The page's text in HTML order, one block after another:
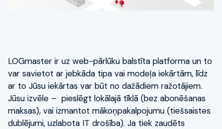
LOGmaster ir uz web-pārlūku balstīta platforma un to
var savietot ar jebkāda tipa vai modeļa iekārtām, līdz
ar to Jūsu iekārtas var būt no dažādiem ražotājiem.
Jūsu izvēle – pieslēgt lokālajā tīklā (bez abonēšanas
maksas), vai izmantot mākoņpakalpojumu (tiešsaistes
dublējumi, uzlabota IT drošība). Ja tiek zaudēts